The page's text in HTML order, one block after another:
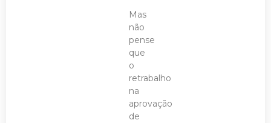
Mas
não
pense
que
o
retrabalho
na
aprovação
de